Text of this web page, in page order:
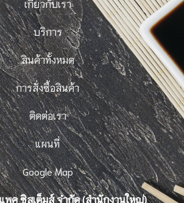
เกี่ยวกับเรา
บริการ
สินค้าทั้งหมด
การสั่งซื้อสินค้า
ติดต่อเรา
แผนที่
Google Map
พค ซิสเต็มส์ จำกัด (สำนักงานใหญ่)